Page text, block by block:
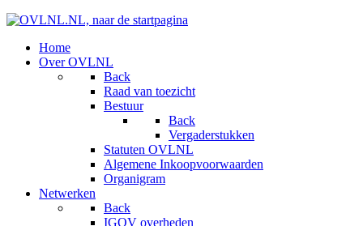
Home
Over OVLNL
Back
Raad van toezicht
Bestuur
Back
Vergaderstukken
Statuten OVLNL
Algemene Inkoopvoorwaarden
Organigram
Netwerken
Back
IGOV overheden